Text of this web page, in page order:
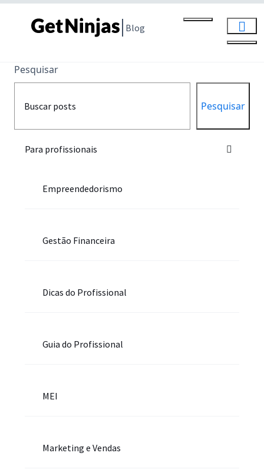
Blog
Pesquisar
Pesquisar
Para profissionais
Empreendedorismo
Gestão Financeira
Dicas do Profissional
Guia do Profissional
MEI
Marketing e Vendas